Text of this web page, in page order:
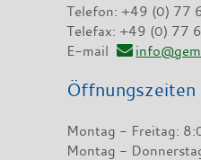
Telefon: +49 (0) 77
Telefax: +49 (0) 77
E-mail
Öffnungszeiten
Montag - Freitag:
Montag -